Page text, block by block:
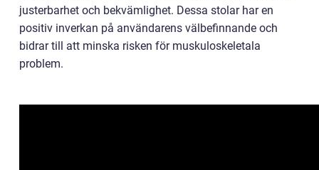
justerbarhet och bekvämlighet. Dessa stolar har en
positiv inverkan på användarens välbefinnande och
bidrar till att minska risken för muskuloskeletala
problem.